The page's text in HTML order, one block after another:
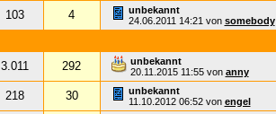
103 4
unbekannt
24.06.2011 14:21 von somebody
3.011 292
unbekannt
20.11.2015 11:55von anny
218 30
unbekannt
11.10.2012 06:52von engel